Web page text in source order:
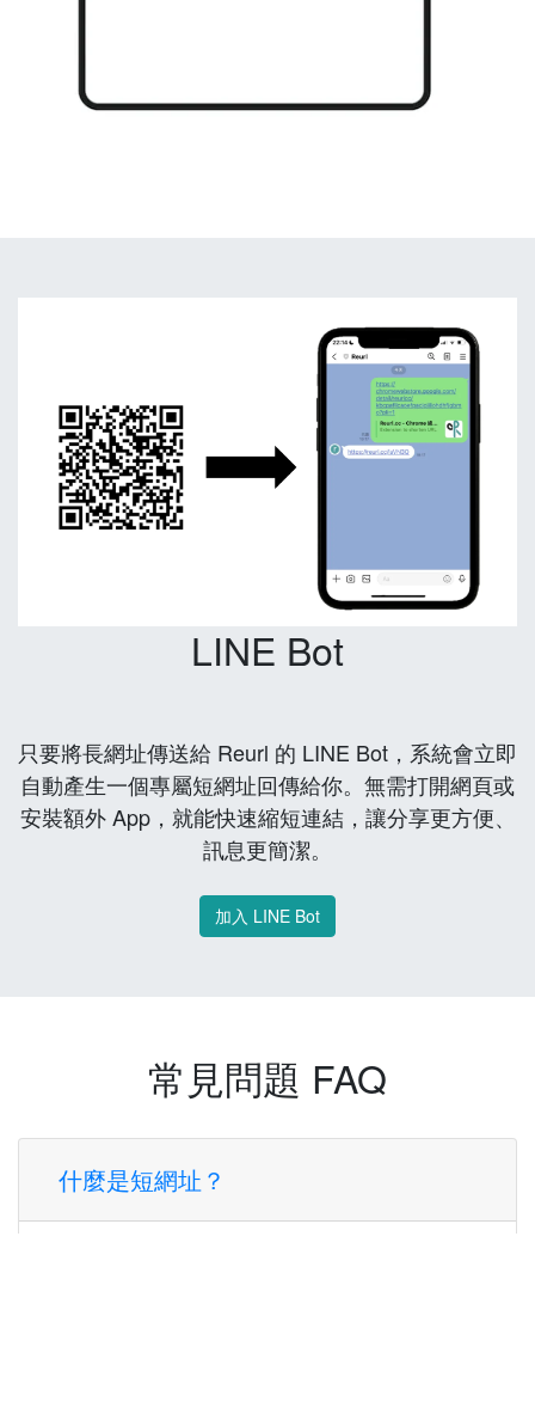
LINE Bot
只要將長網址傳送給 Reurl 的 LINE Bot，系統會立即
自動產生一個專屬短網址回傳給你。無需打開網頁或
安裝額外 App，就能快速縮短連結，讓分享更方便、
訊息更簡潔。
加入 LINE Bot
常見問題 FAQ
什麼是短網址？